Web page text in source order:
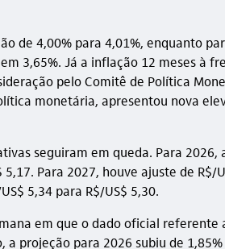
de 4,00% para 4,01%, enquanto
3,65%. Já a inflação 12 meses à
pelo Comitê de Política
monetária, apresentou nova
seguiram em queda. Para 2026,
5,17. Para 2027, houve ajuste de R$/
5,34 para R$/US$ 5,30.
em que o dado oficial
a projeção para 2026 subiu de